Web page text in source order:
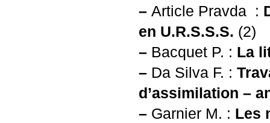
– Article Pravda :
en U.R.S.S.S. (2)
– Bacquet P. : La
– Da Silva F. :
d’assimilation –
– Garnier M. : Les